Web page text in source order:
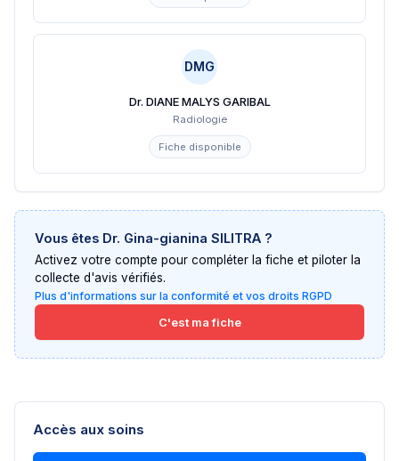
DMG
Dr. DIANE MALYS GARIBAL
Radiologie
Fiche disponible
Vous êtes Dr. Gina-gianina SILITRA ?
Activez votre compte pour compléter la fiche et piloter la
collecte d'avis vérifiés.
Plus d'informations sur la conformité et vos droits RGPD
C'est ma fiche
Accès aux soins